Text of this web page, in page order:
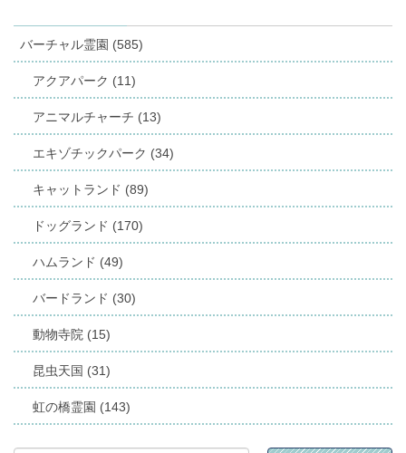
バーチャル霊園 (585)
アクアパーク (11)
アニマルチャーチ (13)
エキゾチックパーク (34)
キャットランド (89)
ドッグランド (170)
ハムランド (49)
バードランド (30)
動物寺院 (15)
昆虫天国 (31)
虹の橋霊園 (143)